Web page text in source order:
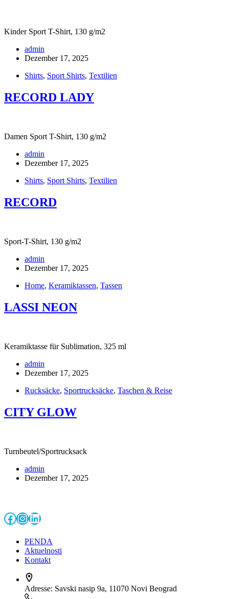
Kinder Sport T-Shirt, 130 g/m2
admin
Dezember 17, 2025
Shirts, Sport Shirts, Textilien
RECORD LADY
Damen Sport T-Shirt, 130 g/m2
admin
Dezember 17, 2025
Shirts, Sport Shirts, Textilien
RECORD
Sport-T-Shirt, 130 g/m2
admin
Dezember 17, 2025
Home, Keramiktassen, Tassen
LASSI NEON
Keramiktasse für Sublimation, 325 ml
admin
Dezember 17, 2025
Rucksäcke, Sportrucksäcke, Taschen & Reise
CITY GLOW
Turnbeutel/Sportrucksack
admin
Dezember 17, 2025
Facebook
Instagram
LinkedIn
PENDA
Aktuelnosti
Kontakt
Adresse: Savski nasip 9a, 11070 Novi Beograd